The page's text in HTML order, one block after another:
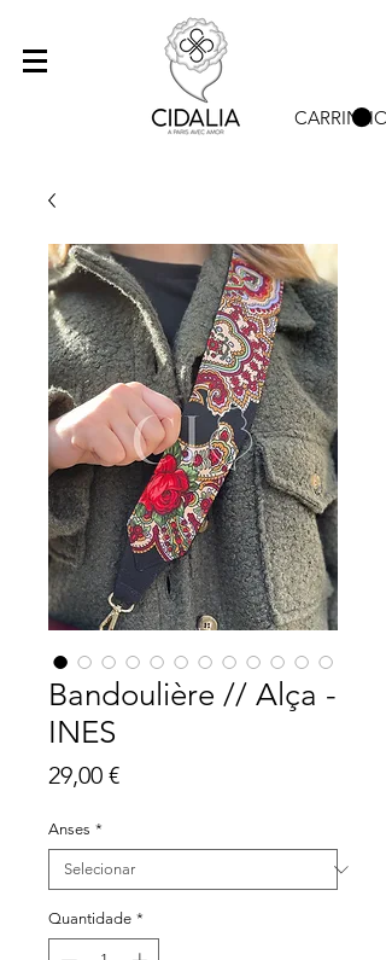
CARRINHO
Bandoulière // Alça -
INES
29,00 €Preço
Anses *
Quantidade *